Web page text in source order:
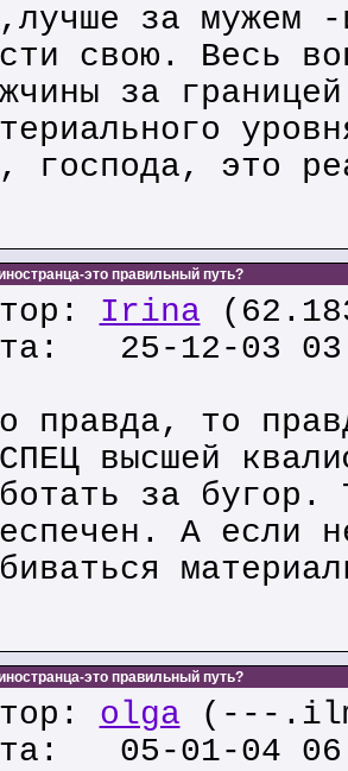
за мужем -
свою. Весь
за
господа, это
это правильный путь?
Irina
25-12-03
правда, то
высшей
за бугор.
А если
это правильный путь?
olga (---
05-01-04